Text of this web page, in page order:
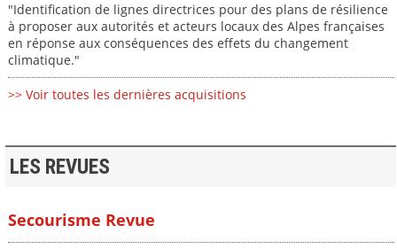
"Identification de lignes directrices pour des plans de résilience
à proposer aux autorités et acteurs locaux des Alpes françaises
en réponse aux conséquences des effets du changement
climatique."
>> Voir toutes les dernières acquisitions
LES REVUES
Secourisme Revue